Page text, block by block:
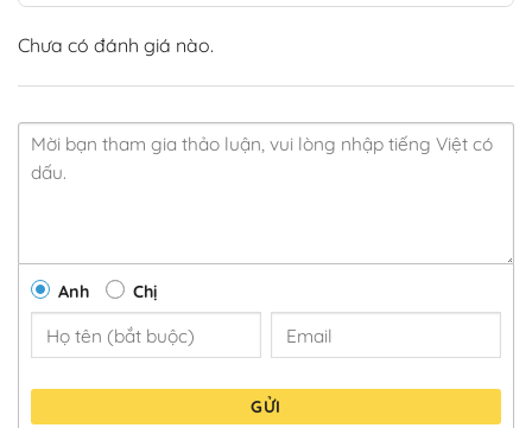
Chưa có đánh giá nào.
Anh Chị
GỬI